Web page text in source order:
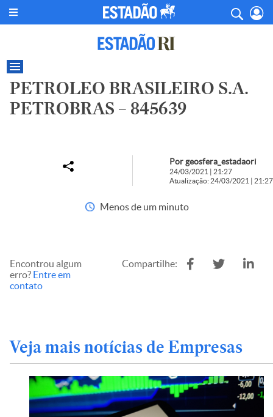
PETROLEO BRASILEIRO S.A.
PETROBRAS – 845639
Por geosfera_estadaori
24/03/2021 | 21:27
Atualização: 24/03/2021 | 21:27
Menos de um minuto
Encontrou algum
erro? Entre em
contato
Compartilhe:
Veja mais notícias de Empresas